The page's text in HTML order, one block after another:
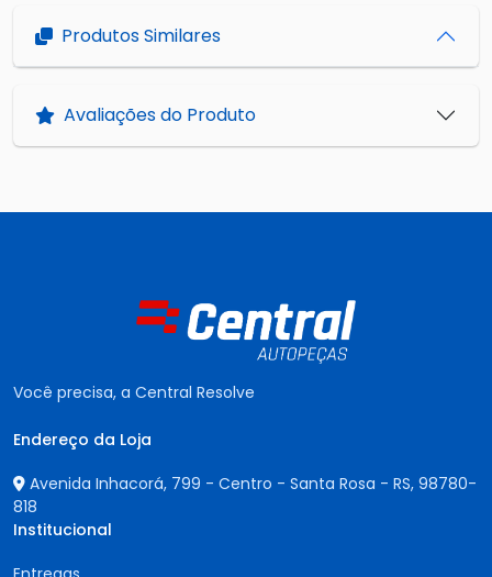
Produtos Similares
Avaliações do Produto
Você precisa, a Central Resolve
Endereço da Loja
Avenida Inhacorá, 799 - Centro - Santa Rosa - RS, 98780-
818
Institucional